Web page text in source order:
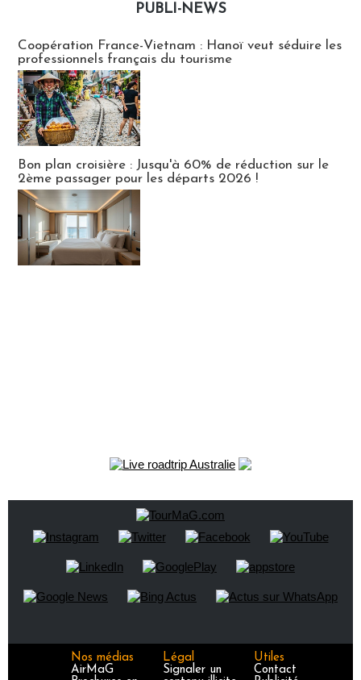
PUBLI-NEWS
Coopération France-Vietnam : Hanoï veut séduire les
professionnels français du tourisme
Bon plan croisière : Jusqu'à 60% de réduction sur le
2ème passager pour les départs 2026 !
Nos médias
AirMaG
Légal
Signaler un
Utiles
Contact